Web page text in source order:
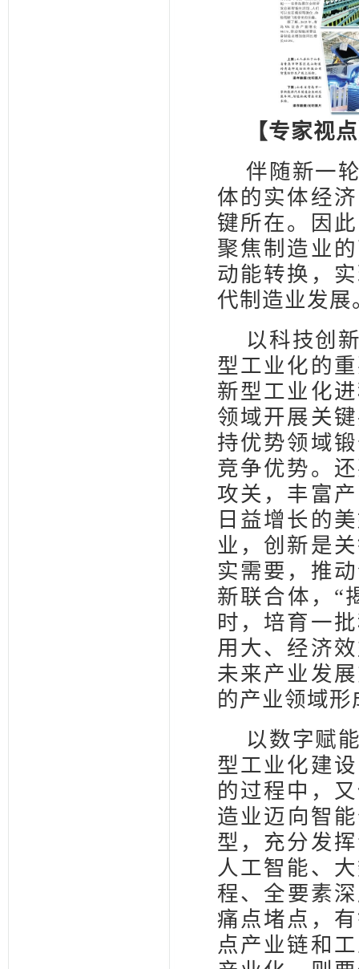
【专家视
伴随新一
体的实体经
键所在。因
聚焦制造业
动能转换，
代制造业发展
以科技创
型工业化的
新型工业化
领域开展关
持优势领域
竞争优势。
攻关，丰富
日益增长的
业，创新是
实需要，推
新联合体，“
时，培育一
用大、经济
未来产业发
的产业领域
以数字赋
型工业化建
的过程中，
造业迈向智
型，充分发
人工智能、
程、全要素
痛点堵点，
点产业链和